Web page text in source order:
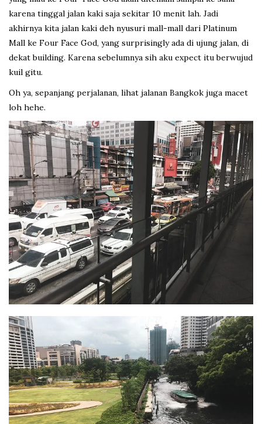
karena tinggal jalan kaki saja sekitar 10 menit lah. Jadi
akhirnya kita jalan kaki deh nyusuri mall-mall dari Platinum
Mall ke Four Face God, yang surprisingly ada di ujung jalan, di
dekat building. Karena sebelumnya sih aku expect itu berwujud
kuil gitu.
Oh ya, sepanjang perjalanan, lihat jalanan Bangkok juga macet
loh hehe.